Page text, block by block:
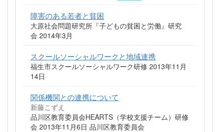
障害のある若者と貧困
大原社会問題研究所『子どもの貧困と労働』研究
会 2014年3月
スクールソーシャルワークと地域連携
福生市スクールソーシャルワーク研修 2013年11月
14日
関係機関との連携について
新藤こずえ
品川区教育委員会HEARTS（学校支援チーム）研修
会 2013年11月6日 品川区教育委員会